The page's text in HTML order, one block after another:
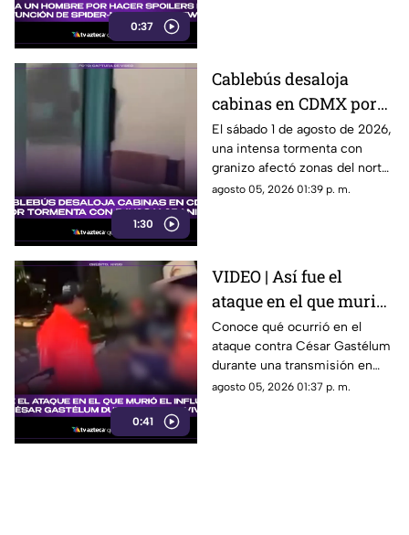
0:37
1:30
Cablebús desaloja
cabinas en CDMX por
tormenta con rayos y
granizo
El sábado 1 de agosto de 2026,
una intensa tormenta con
granizo afectó zonas del norte
y oriente de la ciudad de
agosto 05, 2026 01:39 p. m.
0:41
VIDEO | Así fue el
ataque en el que murió
el influencer César
Gastélum durante un
en vivo
Conoce qué ocurrió en el
ataque contra César Gastélum
durante una transmisión en
vivo y lo que se sabe del caso.
agosto 05, 2026 01:37 p. m.